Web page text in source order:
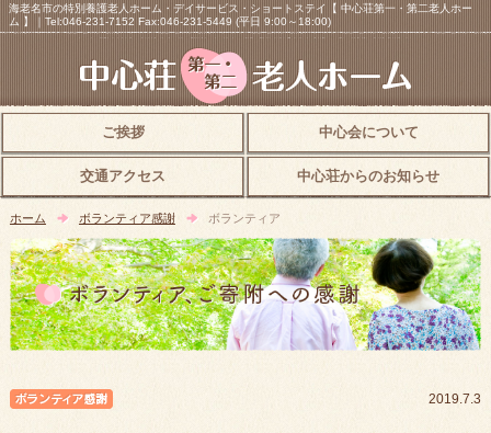
海老名市の特別養護老人ホーム・デイサービス・ショートステイ【 中心荘第一・第二老人ホー
ム 】｜Tel:046-231-7152 Fax:046-231-5449 (平日 9:00～18:00)
ご挨拶 中心会について
交通アクセス 中心荘からのお知らせ
ホーム ボランティア感謝 ボランティア
2019.7.3